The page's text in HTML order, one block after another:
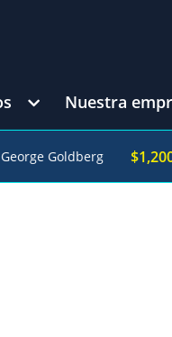
Nuestra
$1,200,000